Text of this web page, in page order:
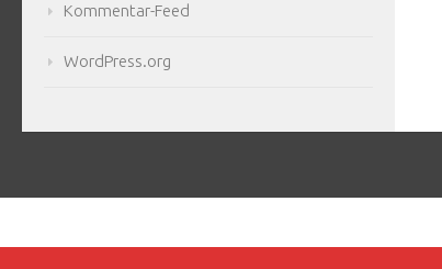
Kommentar-Feed
WordPress.org